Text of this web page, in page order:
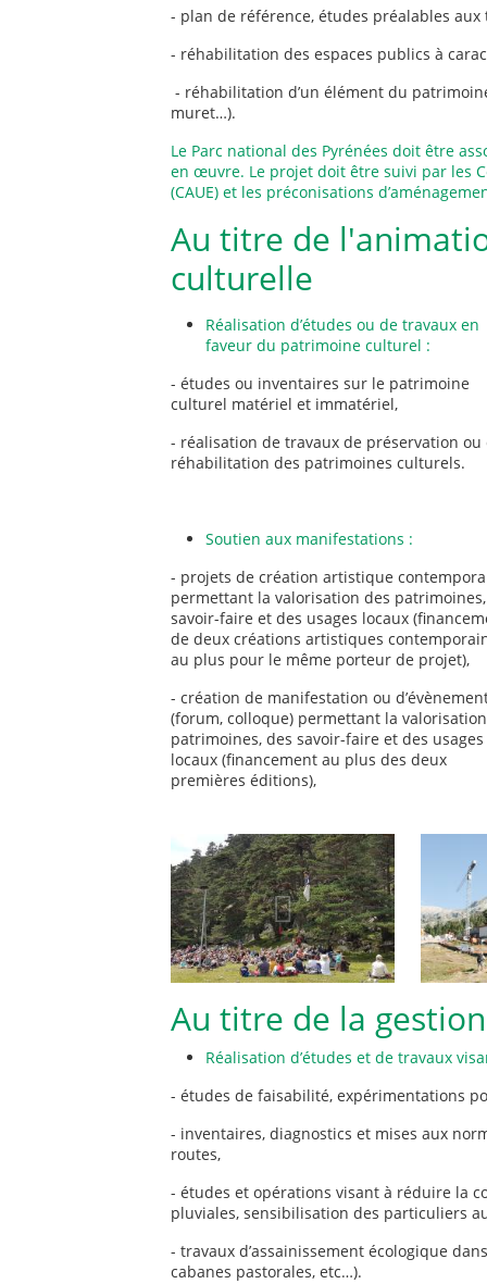
- plan de référence, études préalables aux
- réhabilitation des espaces publics à
- réhabilitation d’un élément du
muret…).
Le Parc national des Pyrénées doit être
en œuvre. Le projet doit être suivi par les
(CAUE) et les préconisations
Au titre de
culturelle
Réalisation d’études ou de travaux en
faveur du patrimoine culturel :
- études ou inventaires sur le patrimoine
culturel matériel et immatériel,
- réalisation de travaux de préservation ou
réhabilitation des patrimoines culturels.
Soutien aux manifestations :
- projets de création artistique
permettant la valorisation des
savoir-faire et des usages locaux
de deux créations artistiques
au plus pour le même porteur de projet),
- création de manifestation ou
(forum, colloque) permettant la
patrimoines, des savoir-faire et des usages
locaux (financement au plus des deux
premières éditions),
Au titre de la
Réalisation d’études et de travaux
- études de faisabilité, expérimentations
- inventaires, diagnostics et mises aux
routes,
- études et opérations visant à réduire la
pluviales, sensibilisation des particuliers
- travaux d’assainissement écologique
cabanes pastorales, etc…).